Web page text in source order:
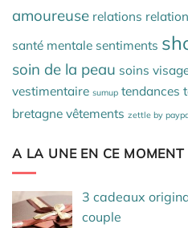
amoureuse relations
santé mentale sentiments
soin de la peau soins
vestimentaire sumup tendances
bretagne vêtements zettle by
A LA UNE EN CE MOMENT
3 cadeaux
couple